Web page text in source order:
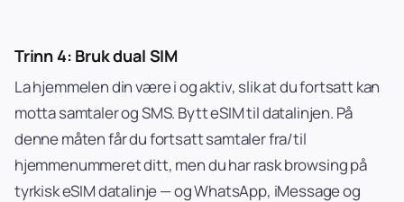
Trinn 4: Bruk dual SIM
La hjemmelen din være i og aktiv, slik at du fortsatt kan
motta samtaler og SMS. Bytt eSIM til datalinjen. På
denne måten får du fortsatt samtaler fra/til
hjemmenummeret ditt, men du har rask browsing på
tyrkisk eSIM datalinje — og WhatsApp, iMessage og